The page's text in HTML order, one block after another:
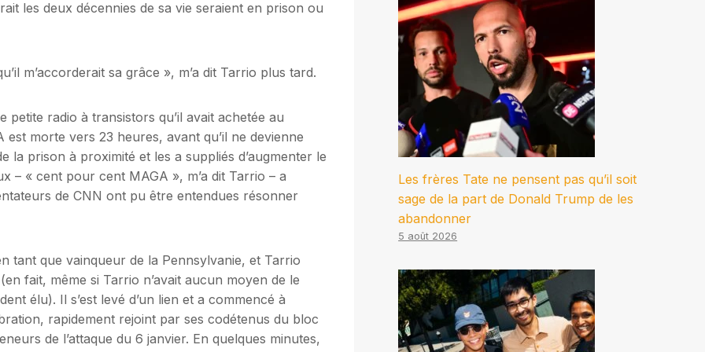
les deux décennies de sa vie seraient en prison ou
m’accorderait sa grâce », m’a dit Tarrio plus tard.
radio à transistors qu’il avait achetée au
morte vers 23 heures, avant qu’il ne devienne
la prison à proximité et les a suppliés d’augmenter le
– « cent pour cent MAGA », m’a dit Tarrio – a
de CNN ont pu être entendues résonner
tant que vainqueur de la Pennsylvanie, et Tarrio
fait, même si Tarrio n’avait aucun moyen de le
élu). Il s’est levé d’un lien et a commencé à
rapidement rejoint par ses codétenus du bloc
de l’attaque du 6 janvier. En quelques minutes,
Les frères Tate ne pensent pas qu’il soit
sage de la part de Donald Trump de les
abandonner
5 août 2026